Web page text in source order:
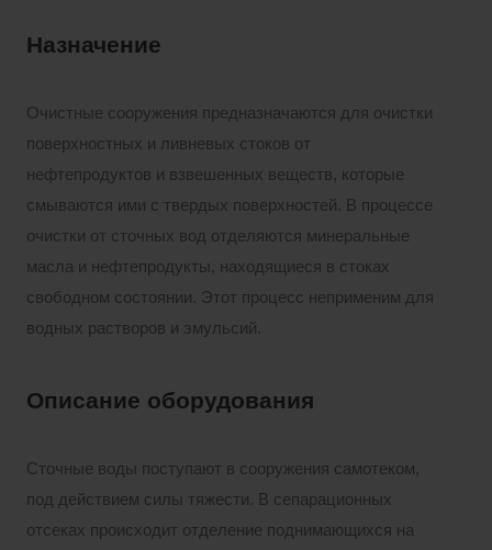
Назначение
Очистные сооружения предназначаются для очистки
поверхностных и ливневых стоков от
нефтепродуктов и взвешенных веществ, которые
смываются ими с твердых поверхностей. В процессе
очистки от сточных вод отделяются минеральные
масла и нефтепродукты, находящиеся в стоках
свободном состоянии. Этот процесс неприменим для
водных растворов и эмульсий.
Описание оборудования
Сточные воды поступают в сооружения самотеком,
под действием силы тяжести. В сепарационных
отсеках происходит отделение поднимающихся на